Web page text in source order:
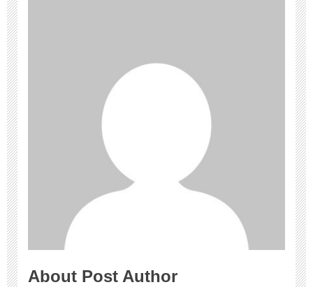
About Post Author